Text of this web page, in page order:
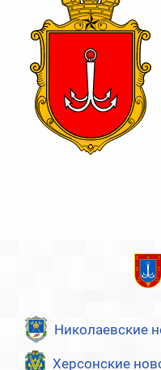
Николаевские
Херсонские